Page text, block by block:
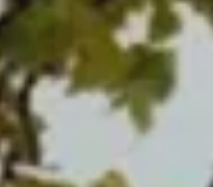
Mirabelle Restaurant
Adèle Mixology Lounge
LUGANO
Hotel Splendide Royal Lugano
Splendide Lifestyle Spa
I Due Sud Restaurant
Ristorante La Veranda